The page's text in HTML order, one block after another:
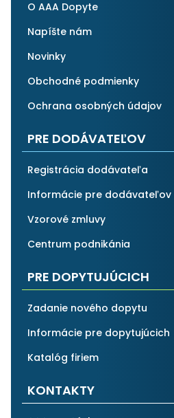
O AAA Dopyte
Napíšte nám
Novinky
Obchodné podmienky
Ochrana osobných údajov
PRE DODÁVATEĽOV
Registrácia dodávateľa
Informácie pre dodávateľov
Vzorové zmluvy
Centrum podnikánia
PRE DOPYTUJÚCICH
Zadanie nového dopytu
Informácie pre dopytujúcich
Katalóg firiem
KONTAKTY